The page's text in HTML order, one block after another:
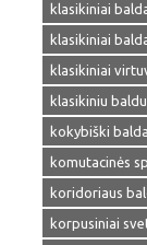
klasikiniai
klasikiniai
klasikiniai
klasikiniu
kokybiški
komutacinės
koridoriaus
korpusiniai